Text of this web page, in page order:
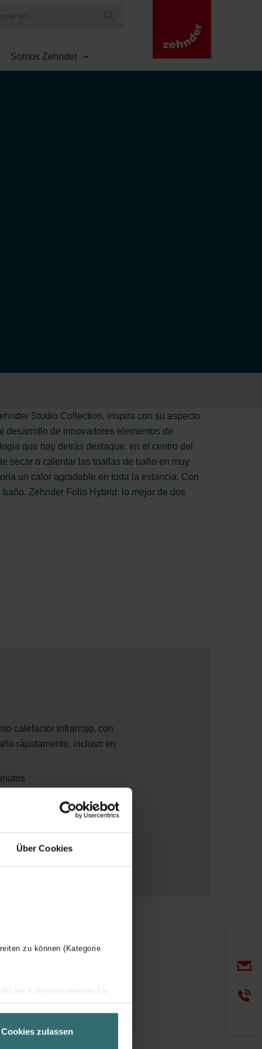
Über Cookies
zu können (Kategorie
der Kategorie nehmen Sie
über einen Link in der
Cookies zulassen
Somos Zehnder
Studio Collection, inspira con su aspecto
desarrollo de innovadores elementos de
que hay detrás destaque: en el centro del
secar o calentar las toallas de baño en muy
un calor agradable en toda la estancia. Con
Zehnder Folio Hybrid: lo mejor de dos
calefactor infrarrojo, con
rápidamente, incluso en